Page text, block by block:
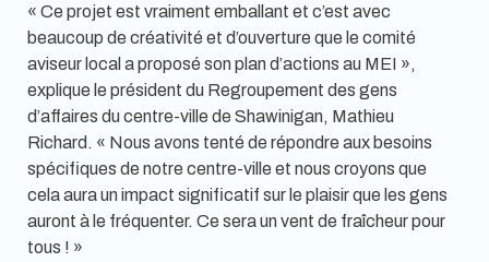
« Ce projet est vraiment emballant et c’est avec
beaucoup de créativité et d’ouverture que le comité
aviseur local a proposé son plan d’actions au MEI »,
explique le président du Regroupement des gens
d’affaires du centre-ville de Shawinigan, Mathieu
Richard. « Nous avons tenté de répondre aux besoins
spécifiques de notre centre-ville et nous croyons que
cela aura un impact significatif sur le plaisir que les gens
auront à le fréquenter. Ce sera un vent de fraîcheur pour
tous ! »